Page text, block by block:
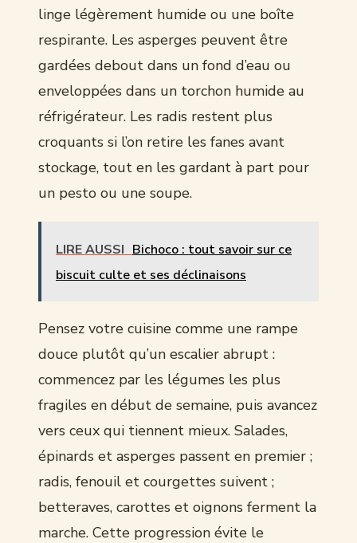
linge légèrement humide ou une boîte
respirante. Les asperges peuvent être
gardées debout dans un fond d’eau ou
enveloppées dans un torchon humide au
réfrigérateur. Les radis restent plus
croquants si l’on retire les fanes avant
stockage, tout en les gardant à part pour
un pesto ou une soupe.
LIRE AUSSI Bichoco : tout savoir sur ce
biscuit culte et ses déclinaisons
Pensez votre cuisine comme une rampe
douce plutôt qu’un escalier abrupt :
commencez par les légumes les plus
fragiles en début de semaine, puis avancez
vers ceux qui tiennent mieux. Salades,
épinards et asperges passent en premier ;
radis, fenouil et courgettes suivent ;
betteraves, carottes et oignons ferment la
marche. Cette progression évite le